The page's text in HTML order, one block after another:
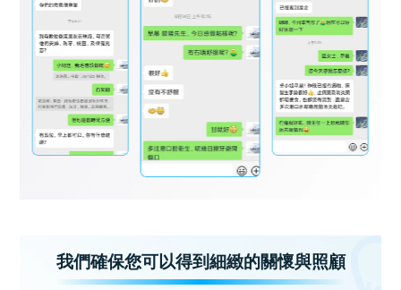
我們確保您可以得到細緻的關懷與照顧